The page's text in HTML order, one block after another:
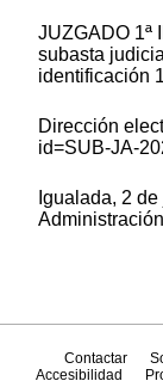
JUZGADO 1ª
subasta
identificación
Dirección
id=SUB-JA-
Igualada, 2
Contactar
Accesibilidad